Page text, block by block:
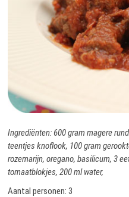
Ingrediënten: 600 gram magere
teentjes knoflook, 100 gram
rozemarijn, oregano, basilicum, 3
tomaatblokjes, 200 ml water,
Aantal personen: 3